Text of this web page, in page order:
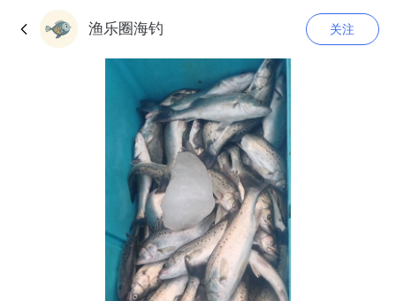
渔乐圈海钓 关注